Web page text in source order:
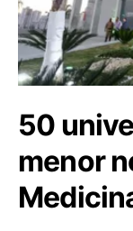
50
menor